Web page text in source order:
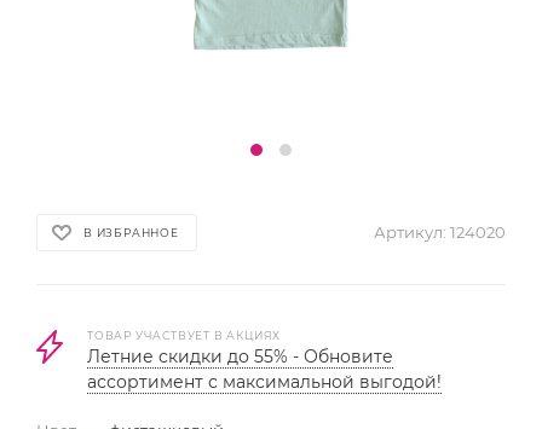
В ИЗБРАННОЕ Артикул: 124020
ТОВАР УЧАСТВУЕТ В АКЦИЯХ
Летние скидки до 55% - Обновите
ассортимент с максимальной выгодой!